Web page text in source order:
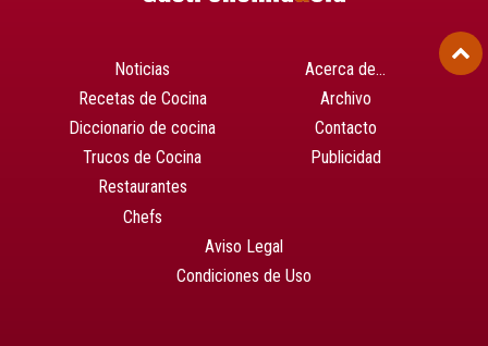
Noticias
Recetas de Cocina
Diccionario de cocina
Trucos de Cocina
Restaurantes
Chefs
Acerca de…
Archivo
Contacto
Publicidad
Aviso Legal
Condiciones de Uso